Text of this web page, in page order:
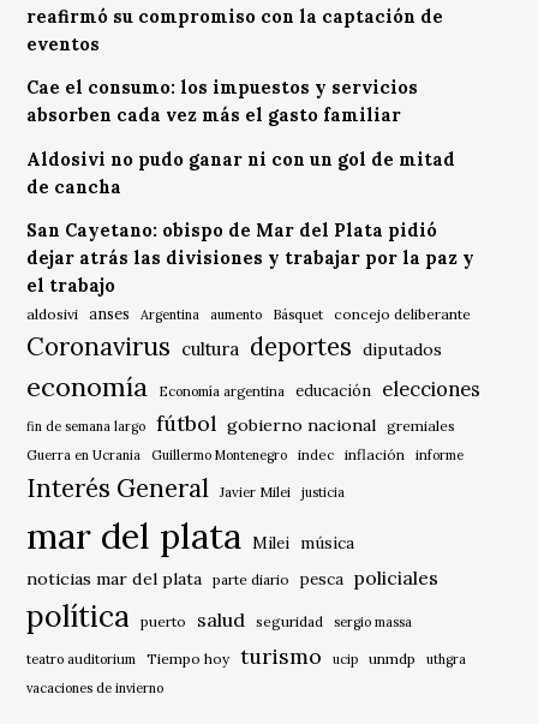
reafirmó su compromiso con la captación de
eventos
Cae el consumo: los impuestos y servicios
absorben cada vez más el gasto familiar
Aldosivi no pudo ganar ni con un gol de mitad
de cancha
San Cayetano: obispo de Mar del Plata pidió
dejar atrás las divisiones y trabajar por la paz y
el trabajo
aldosivi anses Argentina aumento Básquet concejo deliberante
Coronavirus cultura deportes diputados
economía Economía argentina educación elecciones
fin de semana largo fútbol gobierno nacional gremiales
Guerra en Ucrania Guillermo Montenegro indec inflación informe
Interés General Javier Milei justicia
mar del plata Milei música
noticias mar del plata
parte diario pesca policiales
política puerto salud seguridad sergio massa
teatro auditorium Tiempo hoy turismo ucip unmdp
uthgra
vacaciones de invierno